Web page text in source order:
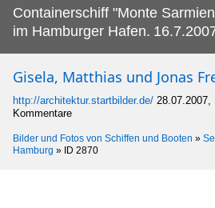
Containerschiff "Monte
im Hamburger Hafen.
Gisela, Matthias und Jonas
http://architektur.startbilder.de/ 28.07.2007,
Kommentare
Bilder und Fotos von Schiffen und Booten »
Hamburg » ID 2870